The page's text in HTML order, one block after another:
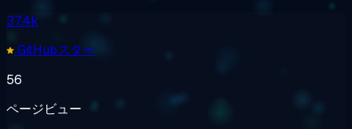
37.4k
GitHubスター
56
ページビュー